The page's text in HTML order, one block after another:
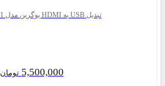
تبدیل USB به HDMI یوگرین مدل CM679 25161
5,500,000 تومان